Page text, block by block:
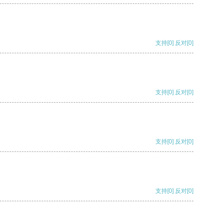
支持[0] 反对[0]
支持[0] 反对[0]
支持[0] 反对[0]
支持[0] 反对[0]